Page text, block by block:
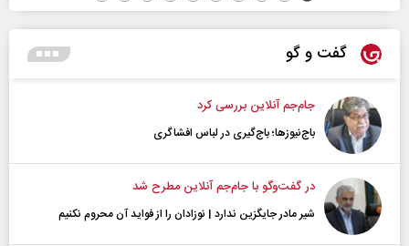
گفت و گو
جام‌جم آنلاین بررسی کرد
باج‌نیوزها؛ باج‌گیری در لباس افشاگری
در گفت‌و‌گو با جام‌جم آنلاین مطرح شد
شیر مادر جایگزین ندارد | نوزادان را از فواید آن محروم نکنیم